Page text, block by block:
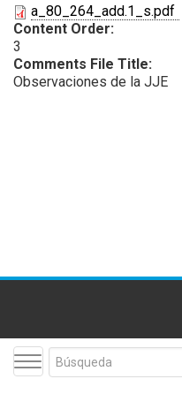
Search form
Toggle navigation
a_80_264_add.1_s.pdf
Content Order:
3
Comments File Title:
Observaciones de la JJE